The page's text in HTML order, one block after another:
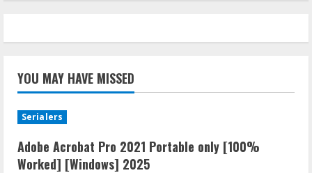
YOU MAY HAVE MISSED
Serialers
Adobe Acrobat Pro 2021 Portable only [100%
Worked] [Windows] 2025